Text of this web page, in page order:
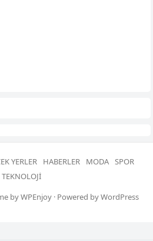
YERLER HABERLER MODA SPOR
TEKNOLOJI
byWPEnjoy · Powered byWordPress